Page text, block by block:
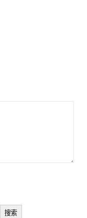
搜索